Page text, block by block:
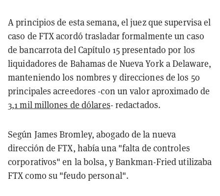
A principios de esta semana, el juez que supervisa el
caso de FTX acordó trasladar formalmente un caso
de bancarrota del Capítulo 15 presentado por los
liquidadores de Bahamas de Nueva York a Delaware,
manteniendo los nombres y direcciones de los 50
principales acreedores -con un valor aproximado de
3,1 mil millones de dólares- redactados.
Según James Bromley, abogado de la nueva
dirección de FTX, había una "falta de controles
corporativos" en la bolsa, y Bankman-Fried utilizaba
FTX como su "feudo personal".